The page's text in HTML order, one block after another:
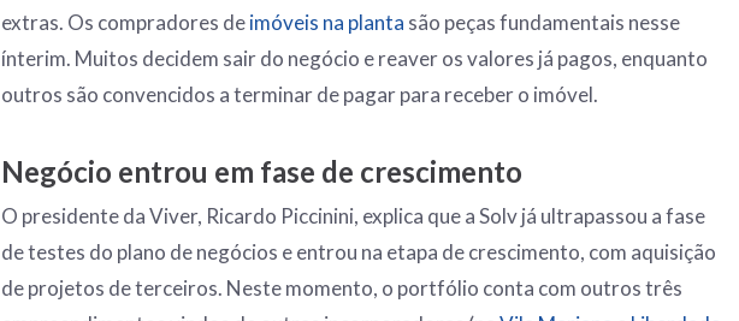
extras. Os compradores deimóveis na planta são peças fundamentais nesse
ínterim. Muitos decidem sair do negócio e reaver os valores já pagos, enquanto
outros são convencidos a terminar de pagar para receber o imóvel.
Negócio entrou em fase de crescimento
O presidente da Viver, Ricardo Piccinini, explica que a Solv já ultrapassou a fase
de testes do plano de negócios e entrou na etapa de crescimento, com aquisição
de projetos de terceiros. Neste momento, o portfólio conta com outros três